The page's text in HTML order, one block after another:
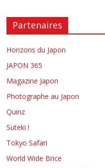
Partenaires
Horizons du Japon
JAPON 365
Magazine Japon
Photographe au Japon
Quinz
Suteki !
Tokyo Safari
World Wide Brice